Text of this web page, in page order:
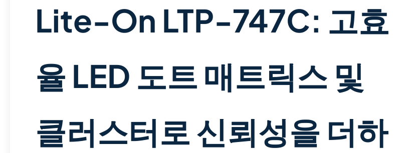
Lite-On LTP-747C: 고효
율 LED 도트 매트릭스 및
클러스터로 신뢰성을 더하